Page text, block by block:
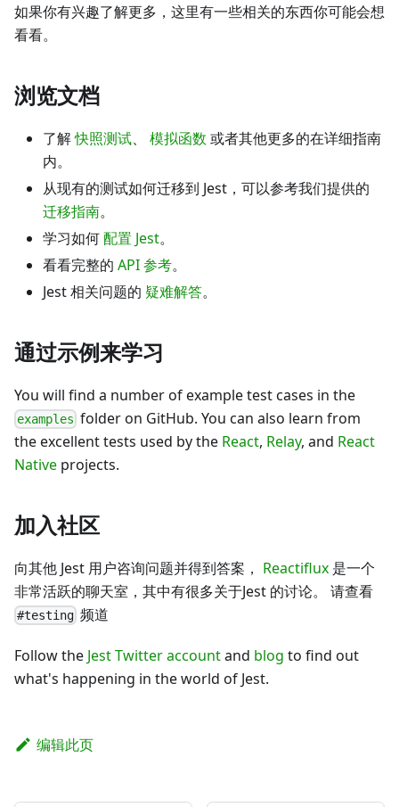
如果你有兴趣了解更多，这里有一些相关的东西你可能会想
看看。
浏览文档
了解快照测试、 模拟函数 或者其他更多的在详细指南
内。
从现有的测试如何迁移到 Jest，可以参考我们提供的
迁移指南。
学习如何配置 Jest。
看看完整的 API 参考。
Jest 相关问题的 疑难解答。
通过示例来学习
You will find a number of example test cases in the
examples folder on GitHub. You can also learn from
the excellent tests used by the React, Relay, and React
Native projects.
加入社区
向其他 Jest 用户咨询问题并得到答案， Reactiflux 是一个
非常活跃的聊天室，其中有很多关于Jest 的讨论。 请查看
#testing 频道
Follow the Jest Twitter accountand blog to find out
what's happening in the world of Jest.
编辑此页